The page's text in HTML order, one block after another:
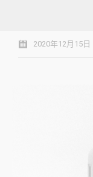
2020年12月15日